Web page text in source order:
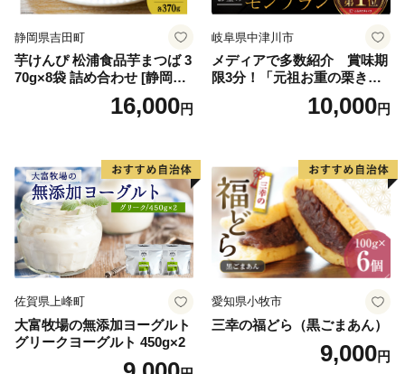
イン
静岡県吉田町
芋けんぴ 松浦食品芋まつば 3
70g×8袋 詰め合わせ [静岡伊
勢丹(松浦食品) 静岡県 吉田町
22424274] 芋ケンピ セット
16,000円
岐阜県中津川市
メディアで多数紹介 賞味期
限3分！「元祖お重の栗きん
とんモンブラン」 【未来の
ご褒美】スイーツ 栗 モンブ
子 菓子 F4N-2298
10,000円
佐賀県上峰町
大富牧場の無添加ヨーグルト
グリークヨーグルト 450g×2
愛知県小牧市
三幸の福どら（黒ごまあん）
9,000円